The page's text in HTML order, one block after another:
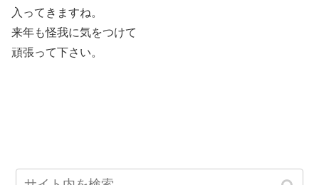
入ってきますね。
来年も怪我に気をつけて
頑張って下さい。